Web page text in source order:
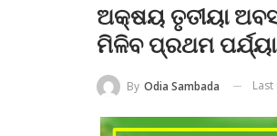
ଅକ୍ଷୟ ତୃତୀୟା
ମିଳିବ ପ୍ରଥମ
By Odia Sambada